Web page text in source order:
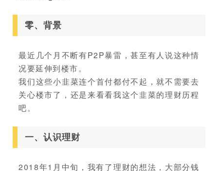
零、背景
最近几个月不断有P2P暴雷，甚至有人说这种情
况要延伸到楼市。
我们这些小韭菜连个首付都付不起，就不需要去
关心楼市了，还是来看看我这个韭菜的理财历程
吧。
一、认识理财
2018年1月中旬，我有了理财的想法，大部分钱